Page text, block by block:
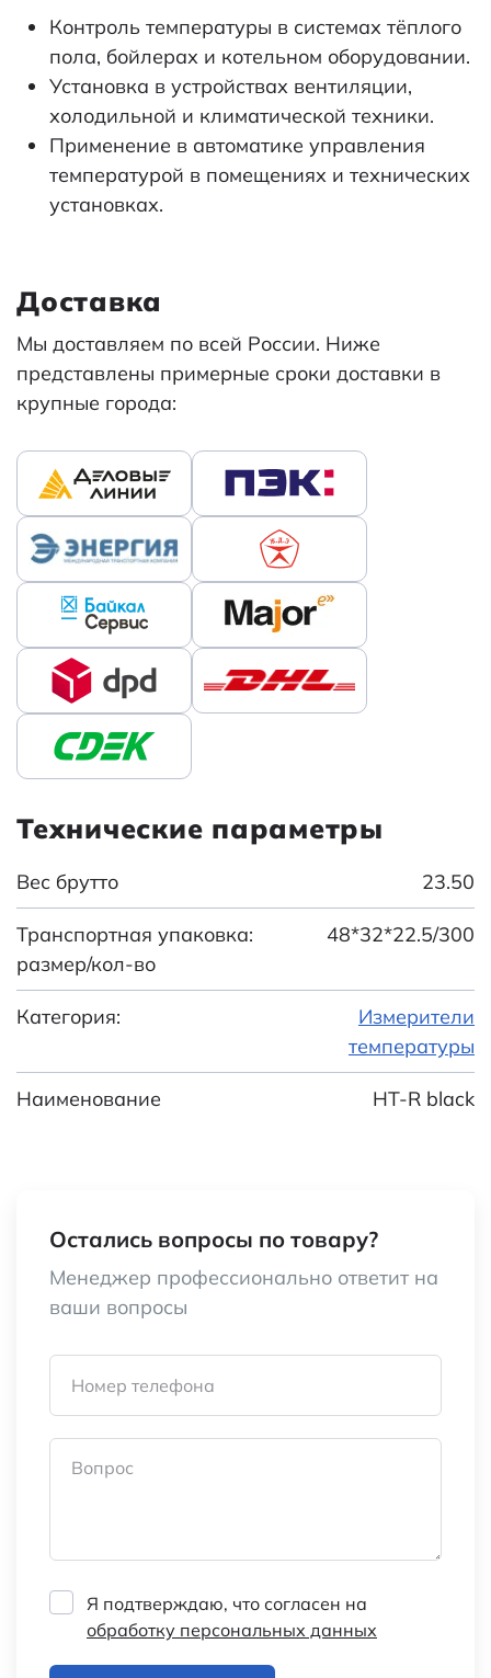
Технические параметры
Вес брутто 23.50
Транспортная упаковка:
размер/кол-во
48*32*22.5/300
Категория:
Измерители
температуры
Наименование HT-R black
Контроль температуры в системах тёплого
пола, бойлерах и котельном оборудовании.
Установка в устройствах вентиляции,
холодильной и климатической техники.
Применение в автоматике управления
температурой в помещениях и технических
установках.
Доставка
Мы доставляем по всей России. Ниже
представлены примерные сроки доставки в
крупные города:
Остались вопросы по товару?
Менеджер профессионально ответит на
ваши вопросы
Номер телефона
Вопрос
Я подтверждаю, что согласен на
обработку персональных данных